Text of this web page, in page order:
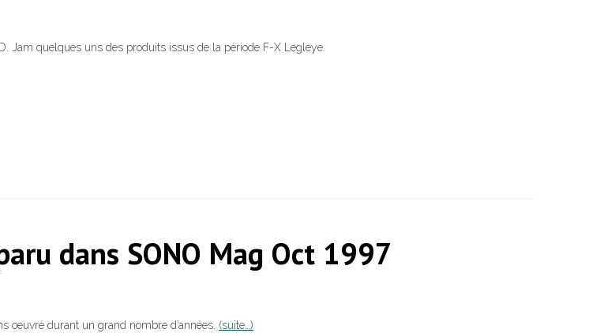
Jam quelques uns des produits issus de la période F-X Legleye.
dans SONO Mag Oct 1997
oeuvré durant un grand nombre d’années. (suite…)